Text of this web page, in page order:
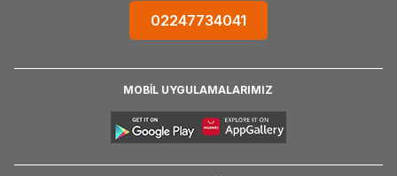
02247734041
MOBİL UYGULAMALARIMIZ